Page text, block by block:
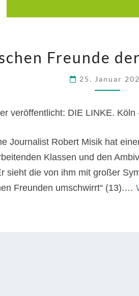
DER
LEUTE
Freunde
25. Januar
veröffentlicht: DIE LINKE. Köln
Journalist Robert Misik hat
Klassen und den
sieht die von ihm mit großer
Freunden umschwirrt“ (13).…